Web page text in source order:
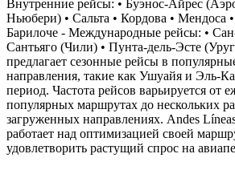
Внутренние рейсы: • Буэнос-Айрес
Ньюбери) • Сальта • Кордова • Мендоса
Барилоче - Международные рейсы: •
Сантьяго (Чили) • Пунта-дель-Эсте
предлагает сезонные рейсы в
направления, такие как Ушуайя и Эль-
период. Частота рейсов варьируется от
популярных маршрутах до нескольких
загруженных направлениях. Andes
работает над оптимизацией своей
удовлетворить растущий спрос на